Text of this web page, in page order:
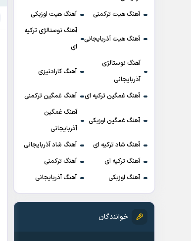
آهنگ هیت ترکمنی آهنگ هیت اوزبکی
آهنگ هیت آذربایجانی
آهنگ نوستالژی ترکیه
ای
آهنگ نوستالژی
آذربایجانی
آهنگ کارادنیزی
آهنگ غمگین ترکیه ای آهنگ غمگین ترکمنی
آهنگ غمگین اوزبکی
آهنگ غمگین
آذربایجانی
آهنگ شاد ترکیه ای
آهنگ شاد آذربایجانی
آهنگ ترکیه ای
آهنگ ترکمنی
آهنگ اوزبکی
آهنگ آذربایجانی
خوانندگان